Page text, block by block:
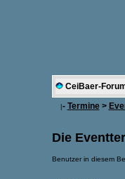
CeiBaer-
|- Termine>
Die
Benutzer in diesem